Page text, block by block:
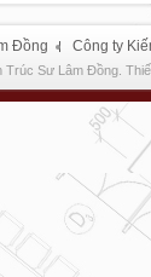
Đồng Công ty
Trúc Sư Lâm Đồng.